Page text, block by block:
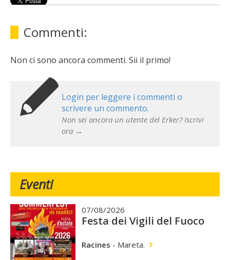
Commenti:
Non ci sono ancora commenti. Sii il primo!
Login per leggere i commenti o
scrivere un commento.
Non sei ancora un utente del Erker? Iscrivi
ora →
Eventi
07/08/2026
Festa dei Vigili del Fuoco
Racines - Mareta.